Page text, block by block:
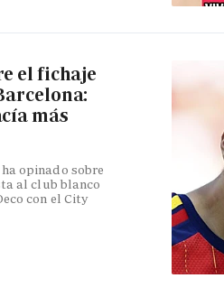
el fichaje
más
opinado sobre
al club blanco
con el City